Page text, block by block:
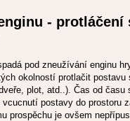
- protláčení
pod zneužívání enginu
okolností protlačit postavu
plot, atd..). Čas od času
vcucnutí postavy do prostoru
prospěchu je ovšem